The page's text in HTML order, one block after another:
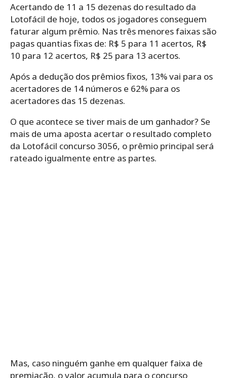
Acertando de 11 a 15 dezenas do resultado da
Lotofácil de hoje, todos os jogadores conseguem
faturar algum prêmio. Nas três menores faixas são
pagas quantias fixas de: R$ 5 para 11 acertos, R$
10 para 12 acertos, R$ 25 para 13 acertos.
Após a dedução dos prêmios fixos, 13% vai para os
acertadores de 14 números e 62% para os
acertadores das 15 dezenas.
O que acontece se tiver mais de um ganhador? Se
mais de uma aposta acertar o resultado completo
da Lotofácil concurso 3056, o prêmio principal será
rateado igualmente entre as partes.
Mas, caso ninguém ganhe em qualquer faixa de
premiação, o valor acumula para o concurso